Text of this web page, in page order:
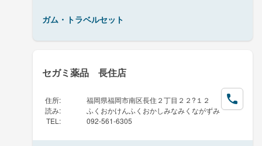
ガム・トラベルセット
セガミ薬品 長住店
住所:
福岡県福岡市南区長住２丁目２２?１２
読み:
ふくおかけんふくおかしみなみくながずみ
TEL : 092-561-6305